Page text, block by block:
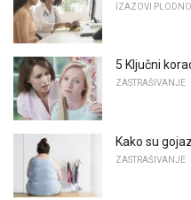
IZAZOVI
5 Ključni
ZASTRAŠIVANJE
Kako su
ZASTRAŠIVANJE